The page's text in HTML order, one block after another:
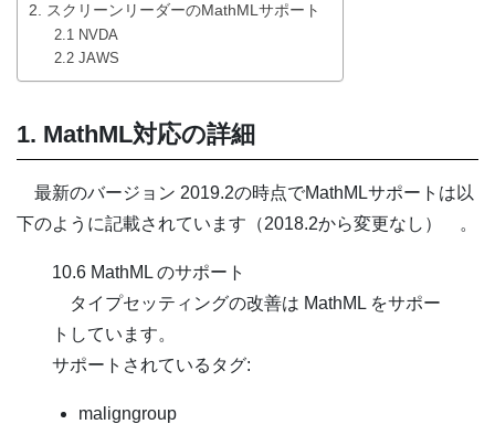
2. スクリーンリーダーのMathMLサポート
2.1 NVDA
2.2 JAWS
1. MathML対応の詳細
最新のバージョン 2019.2の時点でMathMLサポートは以
下のように記載されています（2018.2から変更なし） 。
10.6 MathML のサポート
タイプセッティングの改善は MathML をサポー
トしています。
サポートされているタグ:
maligngroup